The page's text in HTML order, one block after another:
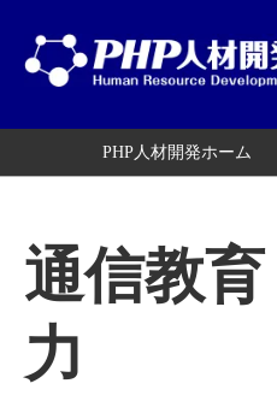
PHP人材開発ホーム
通信教
力